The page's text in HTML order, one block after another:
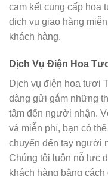
cam kết cung cấp
dịch vụ giao hàng
khách hàng.
Dịch Vụ Điện Hoa
Dịch vụ điện hoa tươi
dàng gửi gắm những
tâm đến người nhận.
và miễn phí, bạn có
chuyển đến tay người
Chúng tôi luôn nỗ lực
khách hàng bằng